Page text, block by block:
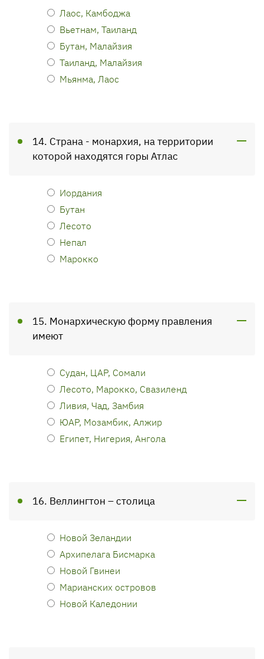
Лаос, Камбоджа
Вьетнам, Таиланд
Бутан, Малайзия
Таиланд, Малайзия
Мьянма, Лаос
14. Страна - монархия, на территории
которой находятся горы Атлас
Иордания
Бутан
Лесото
Непал
Марокко
15. Монархическую форму правления
имеют
Судан, ЦАР, Сомали
Лесото, Марокко, Свазиленд
Ливия, Чад, Замбия
ЮАР, Мозамбик, Алжир
Египет, Нигерия, Ангола
16. Веллингтон – столица
Новой Зеландии
Архипелага Бисмарка
Новой Гвинеи
Марианских островов
Новой Каледонии